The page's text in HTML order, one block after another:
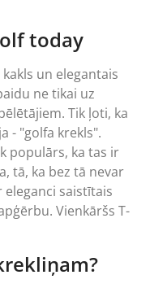
today
un elegantais
ne tikai uz
Tik ļoti, ka
- "golfa krekls".
populārs, ka tas ir
tā, ka bez tā nevar
eleganci saistītais
Vienkāršs T-